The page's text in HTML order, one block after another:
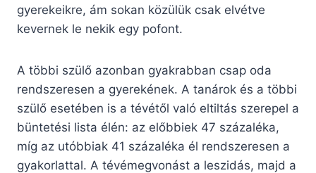
gyerekeikre, ám sokan közülük csak elvétve
kevernek le nekik egy pofont.
A többi szülő azonban gyakrabban csap oda
rendszeresen a gyerekének. A tanárok és a többi
szülő esetében is a tévétől való eltiltás szerepel a
büntetési lista élén: az előbbiek 47 százaléka,
míg az utóbbiak 41 százaléka él rendszeresen a
gyakorlattal. A tévémegvonást a leszidás, majd a